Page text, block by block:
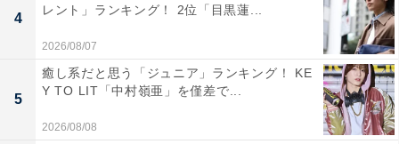
ほかにも、「チョイ悪な役を演じてる時は、特にイケメ
ンに思えます。役柄悪い奴を演じているのにカッコ良く
思わせてしまうほどの湧き出る魅力満載な俳優さんだと
思います（43歳女性）」「男らしいから（28歳男性）」
「男らしさ、発表会見等での対応（33歳女性）」などの
4
レント」ランキング！ 2位「目黒蓮...
2026/08/07
5
癒し系だと思う「ジュニア」ランキング！ KE
Y TO LIT「中村嶺亜」を僅差で...
2026/08/08